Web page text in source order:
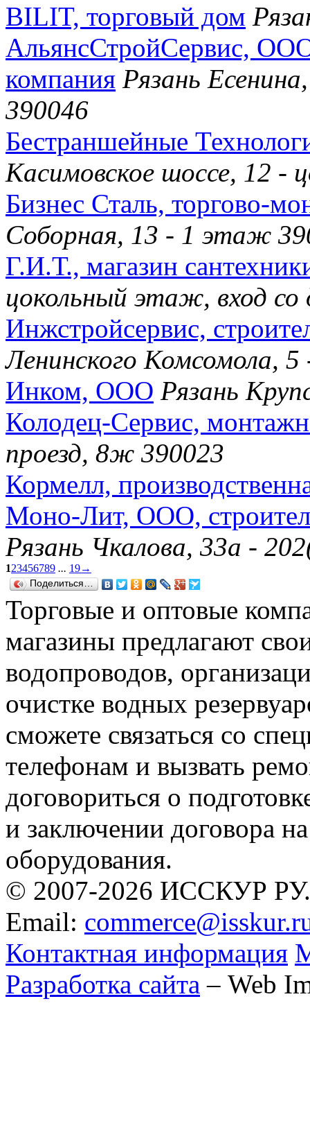
BILIT, торговый дом
АльянсСтройСервис,
компания Рязань
390046
Бестраншейные
Касимовское шоссе, 12 -
Бизнес Сталь, торгово-
Соборная, 13 - 1 этаж
Г.И.Т., магазин
цокольный этаж, вход со
Инжстройсервис,
Ленинского Комсомола,
Инком, ООО Рязань
Колодец-Сервис,
проезд, 8ж 390023
Кормелл,
Моно-Лит, ООО,
Рязань Чкалова, 33а -
123456789 ... 19→
Поделиться…
Торговые и оптовые
магазины предлагают
водопроводов,
очистке водных
сможете связаться со
телефонам и вызвать
договориться о
и заключении договора
оборудования.
© 2007-2026 ИССКУР РУ.
Email:
Контактная информация
Разработка сайта – Web